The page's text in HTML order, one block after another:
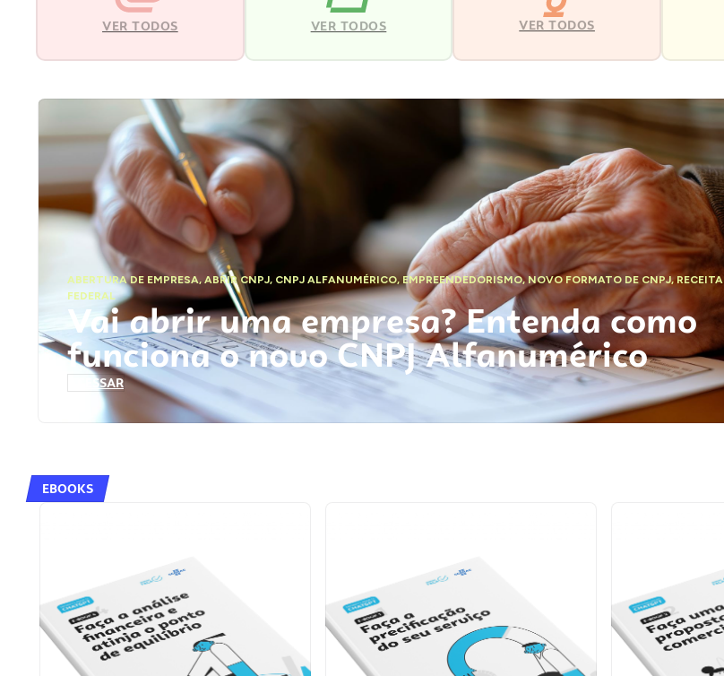
VER TODOS VER TODOS VER TODOS
ABERTURA DE EMPRESA,ABRIR CNPJ, CNPJ ALFANUMÉRICO, EMPREENDEDORISMO,NOVO FORMATO DE CNPJ,RECEITA
FEDERAL
Vai abrir uma empresa? Entenda como
funciona o novo CNPJ Alfanumérico
ACESSAR
EBOOKS